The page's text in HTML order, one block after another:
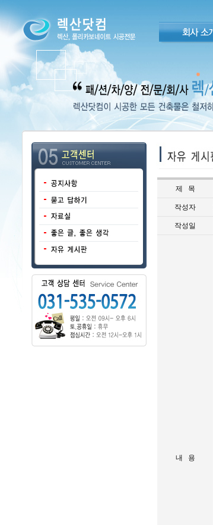
제 목
작성자
작성일
내 용